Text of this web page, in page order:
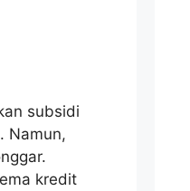
subsidi
Namun,
kredit